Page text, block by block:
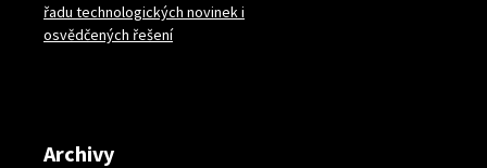
řadu technologických novinek i
osvědčených řešení
Archivy